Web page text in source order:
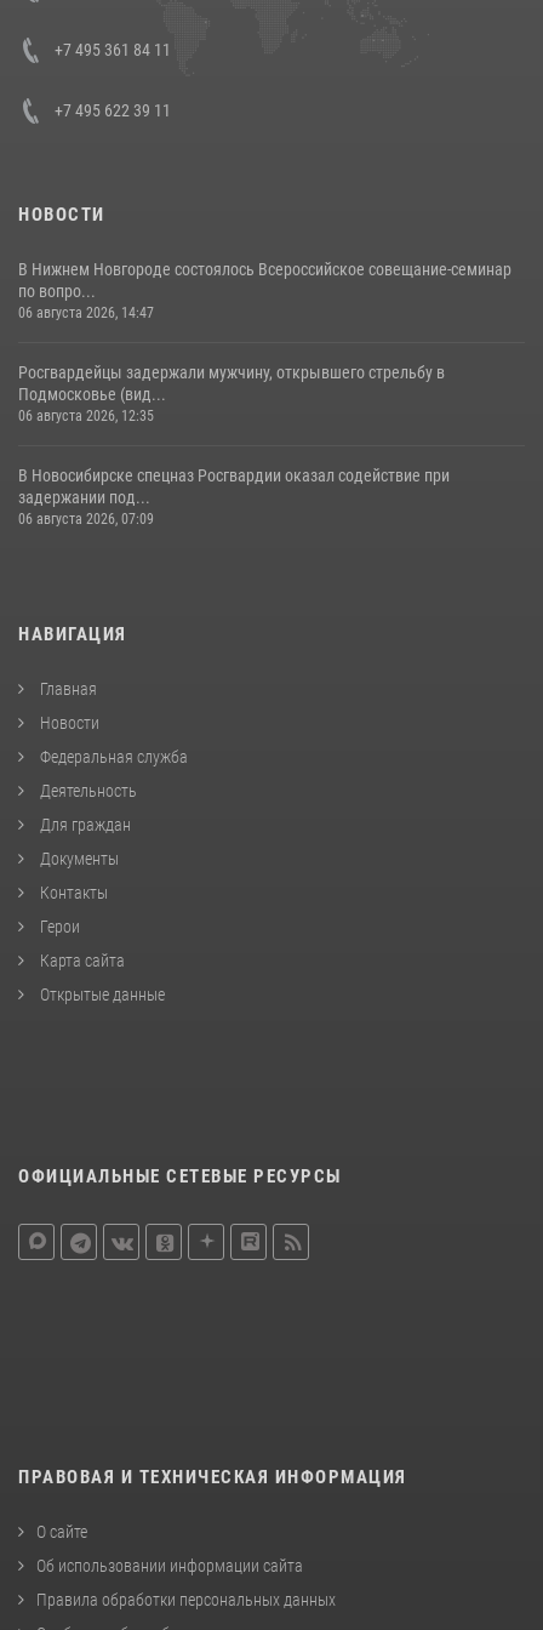
+7 495 361 84 11
+7 495 622 39 11
НОВОСТИ
В Нижнем Новгороде состоялось Всероссийское совещание-семинар
по вопро...
06 августа 2026, 14:47
Росгвардейцы задержали мужчину, открывшего стрельбу в
Подмосковье (вид...
06 августа 2026, 12:35
В Новосибирске спецназ Росгвардии оказал содействие при
задержании под...
06 августа 2026, 07:09
НАВИГАЦИЯ
Главная
Новости
Федеральная служба
Деятельность
Для граждан
Документы
Контакты
Герои
Карта сайта
Открытые данные
ОФИЦИАЛЬНЫЕ СЕТЕВЫЕ РЕСУРСЫ
ПРАВОВАЯ И ТЕХНИЧЕСКАЯ ИНФОРМАЦИЯ
О сайте
Об использовании информации сайта
Правила обработки персональных данных